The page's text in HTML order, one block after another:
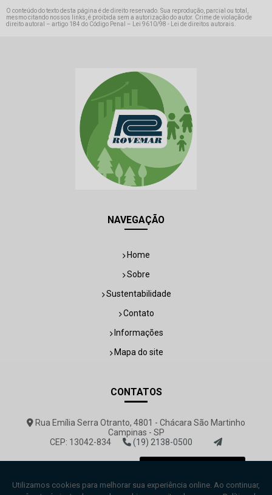
O conteúdo do texto desta página é de direito reservado. Sua reprodução, parcial ou total,
mesmo citando nossos links, é proibida sem a autorização do autor. Crime de violação de
direito autoral – artigo 184 do Código Penal –
Lei 9610/98 - Lei de direitos autorais
NAVEGAÇÃO
Home
Sobre
Sustentabilidade
Contato
Informações
Mapa do site
CONTATOS
Rua Emília Serra Otranto, 4801 - Chácara São Martinho
Campinas - SP
CEP: 13042-834
(19) 2138-0500